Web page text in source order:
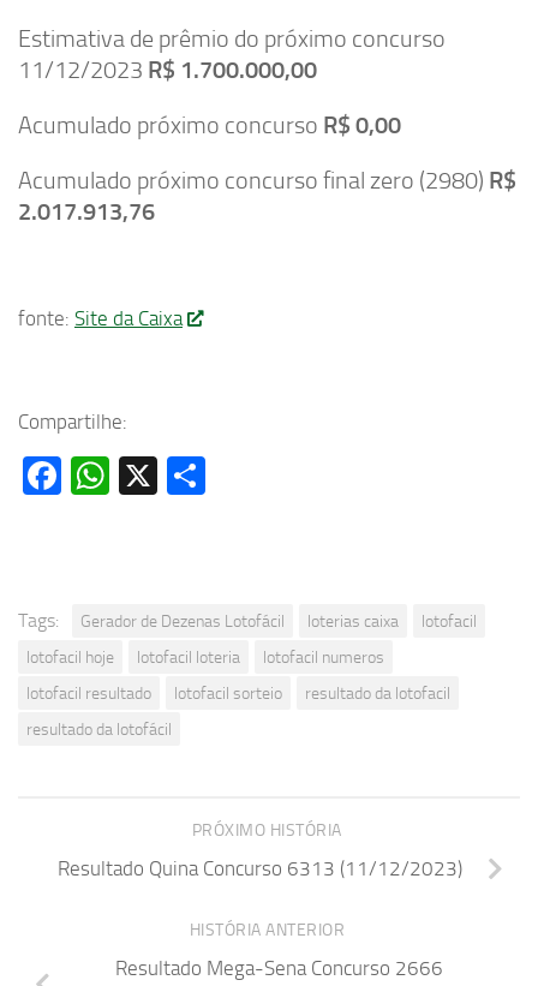
Estimativa de prêmio do próximo concurso
11/12/2023 R$ 1.700.000,00
Acumulado próximo concurso R$ 0,00
Acumulado próximo concurso final zero (2980) R$
2.017.913,76
fonte: Site da Caixa
Compartilhe:
Facebook
WhatsApp
X
Tags: Gerador de Dezenas Lotofácil loterias caixa
lotofacil
lotofacil hoje
lotofacil loteria
lotofacil numeros
lotofacil resultado
lotofacil sorteio
resultado da lotofacil
resultado da lotofácil
PRÓXIMO HISTÓRIA
Resultado Quina Concurso 6313 (11/12/2023)
HISTÓRIA ANTERIOR
Resultado Mega-Sena Concurso 2666